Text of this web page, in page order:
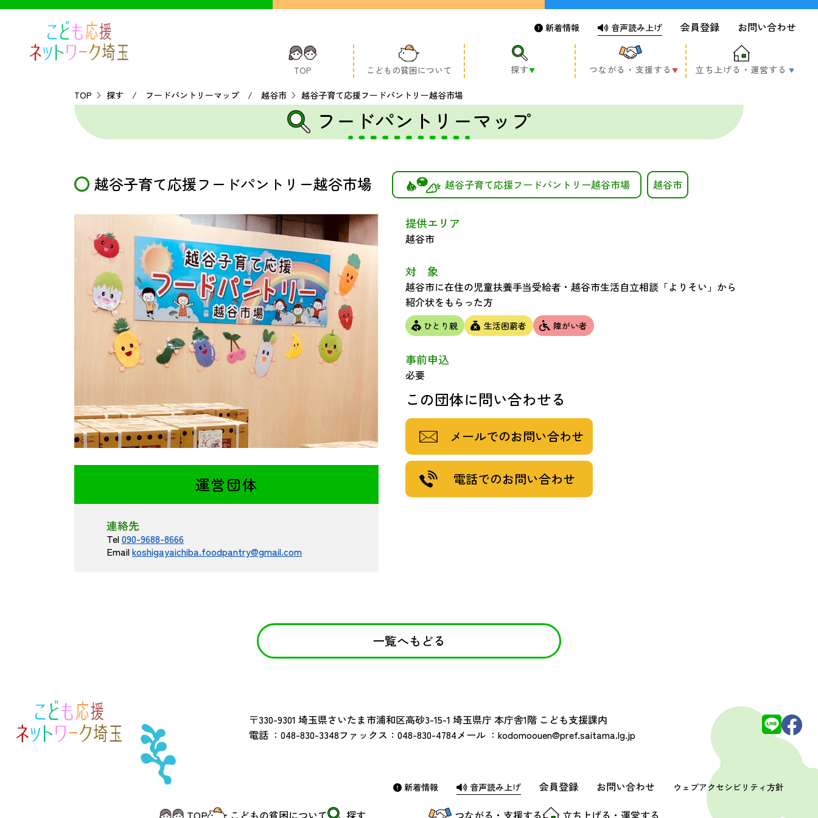
新着情報 音声読み上げ 会員登録 お問い合わせ
TOP こどもの貧困について 探す つながる・支援する 立ち上げる・運営する
TOP 探す / フードパントリーマップ / 越谷市 越谷子育て応援フードパントリー越谷市場
フードパントリーマップ
越谷子育て応援フードパントリー越谷市場 越谷子育て応援フードパントリー越谷市場 越谷市
運営団体
連絡先
Tel090-9688-8666
Emailkoshigayaichiba.foodpantry@gmail.com
提供エリア
越谷市
対 象
越谷市に在住の児童扶養手当受給者・越谷市生活自立相談「よりそい」から
紹介状をもらった方
ひとり親 生活困窮者 障がい者
事前申込
必要
この団体に問い合わせる
メールでのお問い合わせ
電話でのお問い合わせ
一覧へもどる
〒330-9301 埼玉県さいたま市浦和区高砂3-15-1 埼玉県庁 本庁舎1階 こども支援課内
電話 ： 048-830-3348ファックス： 048-830-4784メール ： kodomoouen@pref.saitama.lg.jp
新着情報 音声読み上げ 会員登録 お問い合わせ ウェブアクセシビリティ方針